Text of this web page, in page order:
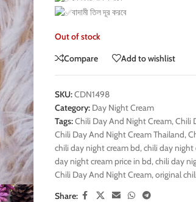
বাদামী তিল দূর করবে
Out of stock
Compare
Add to wishlist
SKU:CDN1498
Category: Day Night Cream
Tags:Chili Day And Night Cream,Chili
Chili Day And Night Cream Thailand,
chili day night cream bd,chili day night
day night cream price in bd,chili day
Chili Day And Night Cream,original
Share: